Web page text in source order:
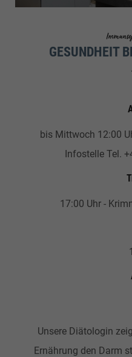
GESUNDHEIT
bis Mittwoch 12:00
Infostelle Tel.
17:00 Uhr -
Unsere Diätologin
Ernährung den Darm